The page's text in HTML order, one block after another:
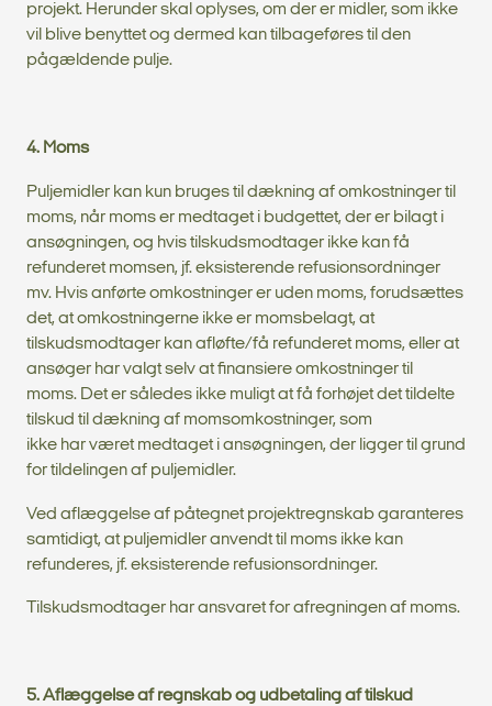
projekt. Herunder skal oplyses, om der er midler, som ikke
vil blive benyttet og dermed kan tilbageføres til den
pågældende pulje.
4. Moms
Puljemidler kan kun bruges til dækning af omkostninger til
moms, når moms er medtaget i budgettet, der er bilagt i
ansøgningen, og hvis tilskudsmodtager ikke kan få
refunderet momsen, jf. eksisterende refusionsordninger
mv. Hvis anførte omkostninger er uden moms, forudsættes
det, at omkostningerne ikke er momsbelagt, at
tilskudsmodtager kan afløfte/få refunderet moms, eller at
ansøger har valgt selv at finansiere omkostninger til
moms. Det er således ikke muligt at få forhøjet det tildelte
tilskud til dækning af momsomkostninger, som
ikke har været medtaget i ansøgningen, der ligger til grund
for tildelingen af puljemidler.
Ved aflæggelse af påtegnet projektregnskab garanteres
samtidigt, at puljemidler anvendt til moms ikke kan
refunderes, jf. eksisterende refusionsordninger.
Tilskudsmodtager har ansvaret for afregningen af moms.
5. Aflæggelse af regnskab og udbetaling af tilskud